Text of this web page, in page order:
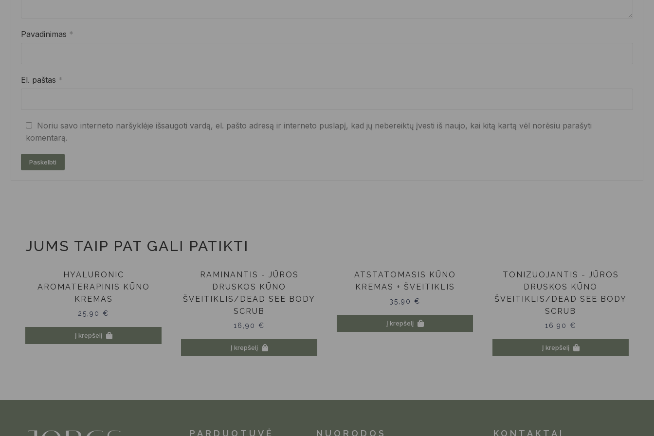
Pavadinimas *
El. paštas *
Noriu savo interneto naršyklėje išsaugoti vardą, el. pašto adresą ir interneto puslapį, kad jų nebereiktų įvesti iš naujo, kai kitą kartą vėl norėsiu parašyti
komentarą.
JUMS TAIP PAT GALI PATIKTI
HYALURONIC
AROMATERAPINIS KŪNO
KREMAS
25,90 €
Į krepšelį
RAMINANTIS - JŪROS
DRUSKOS KŪNO
ŠVEITIKLIS/DEAD SEE BODY
SCRUB
16,90 €
Į krepšelį
ATSTATOMASIS KŪNO
KREMAS + ŠVEITIKLIS
35,90 €
Į krepšelį
TONIZUOJANTIS - JŪROS
DRUSKOS KŪNO
ŠVEITIKLIS/DEAD SEE BODY
SCRUB
16,90 €
Į krepšelį
PARDUOTUVĖ NUORODOS KONTAKTAI